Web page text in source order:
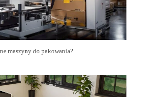
maszyny do pakowania?